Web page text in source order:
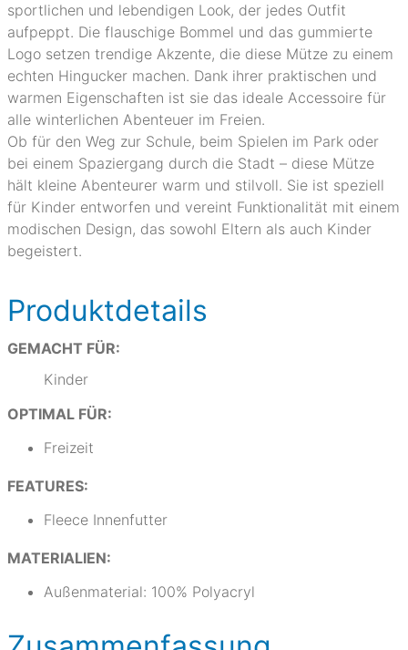
sportlichen und lebendigen Look, der jedes Outfit
aufpeppt. Die flauschige Bommel und das gummierte
Logo setzen trendige Akzente, die diese Mütze zu einem
echten Hingucker machen. Dank ihrer praktischen und
warmen Eigenschaften ist sie das ideale Accessoire für
alle winterlichen Abenteuer im Freien.
Ob für den Weg zur Schule, beim Spielen im Park oder
bei einem Spaziergang durch die Stadt – diese Mütze
hält kleine Abenteurer warm und stilvoll. Sie ist speziell
für Kinder entworfen und vereint Funktionalität mit einem
modischen Design, das sowohl Eltern als auch Kinder
begeistert.
Produktdetails
GEMACHT FÜR:
Kinder
OPTIMAL FÜR:
Freizeit
FEATURES:
Fleece Innenfutter
MATERIALIEN:
Außenmaterial: 100% Polyacryl